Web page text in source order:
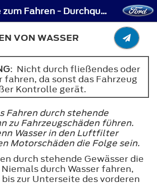
Hinweise zum Fahren - Durchqueren von Wasser
VON WASSER
: Nicht durch fließendes oder
fahren, da sonst das Fahrzeug
Kontrolle gerät.
Fahren durch stehende
zu Fahrzeugschäden führen.
Wasser in den Luftfilter
Motorschäden die Folge sein.
durch stehende Gewässer die
durch Wasser fahren,
zur Unterseite des vorderen